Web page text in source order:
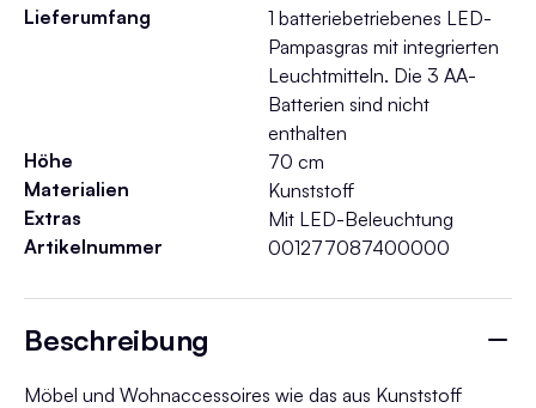
Lieferumfang
1 batteriebetriebenes LED-
Pampasgras mit integrierten
Leuchtmitteln. Die 3 AA-
Batterien sind nicht
enthalten
Höhe
70 cm
Materialien
Kunststoff
Extras
Mit LED-Beleuchtung
Artikelnummer
001277087400000
Beschreibung
Möbel und Wohnaccessoires wie das aus Kunststoff